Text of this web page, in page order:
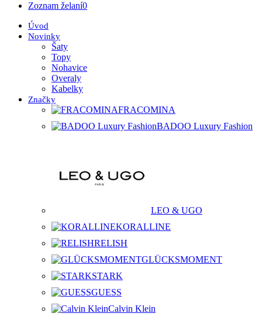
Zoznam želaní0
Úvod
Novinky
Šaty
Topy
Nohavice
Overaly
Kabelky
Značky
FRACOMINA
BADOO Luxury Fashion
LEO & UGO
KORALLINE
RELISH
GLÜCKSMOMENT
STARK
GUESS
Calvin Klein